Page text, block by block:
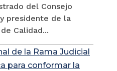
del Consejo
presidente de la
Calidad...
de la Rama Judicial
para conformar la